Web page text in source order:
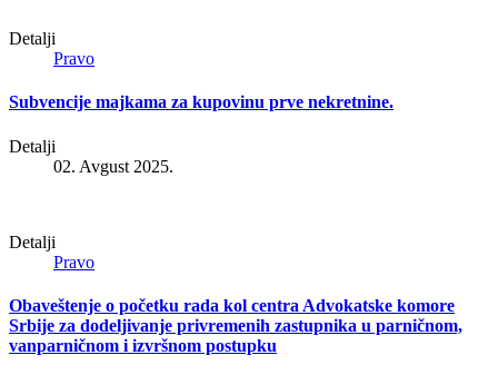
Detalji
Pravo
Subvencije majkama za kupovinu prve nekretnine.
Detalji
02. Avgust 2025.
Detalji
Pravo
Obaveštenje o početku rada kol centra Advokatske komore
Srbije za dodeljivanje privremenih zastupnika u parničnom,
vanparničnom i izvršnom postupku